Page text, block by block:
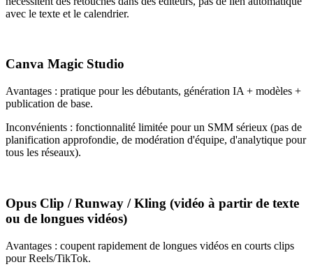
avec le texte et le calendrier.
Canva Magic Studio
Avantages : pratique pour les débutants, génération IA + modèles +
publication de base.
Inconvénients : fonctionnalité limitée pour un SMM sérieux (pas de
planification approfondie, de modération d'équipe, d'analytique pour
tous les réseaux).
Opus Clip / Runway / Kling (vidéo à partir de texte
ou de longues vidéos)
Avantages : coupent rapidement de longues vidéos en courts clips
pour Reels/TikTok.